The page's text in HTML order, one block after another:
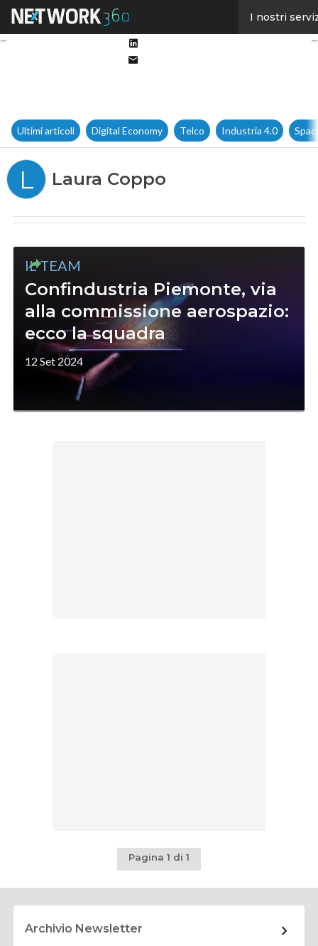
I nostri
Ultimi articoli Digital Economy Telco Industria 4.0
L Laura Coppo
IL TEAM
Confindustria Piemonte, via
alla commissione aerospazio:
ecco la squadra
12 Set 2024
Pagina 1 di 1
Archivio Newsletter